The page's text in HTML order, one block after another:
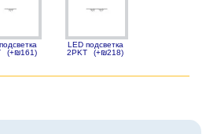
(+₪161)
LED подсветка
2PKT
(+₪218)